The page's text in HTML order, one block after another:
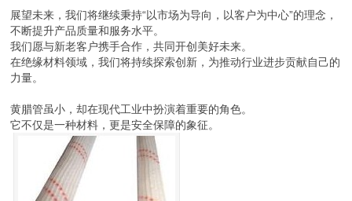
展望未来，我们将继续秉持“以市场为导向，以客户为中心”的理念，
不断提升产品质量和服务水平。
我们愿与新老客户携手合作，共同开创美好未来。
在绝缘材料领域，我们将持续探索创新，为推动行业进步贡献自己的
力量。
黄腊管虽小，却在现代工业中扮演着重要的角色。
它不仅是一种材料，更是安全保障的象征。